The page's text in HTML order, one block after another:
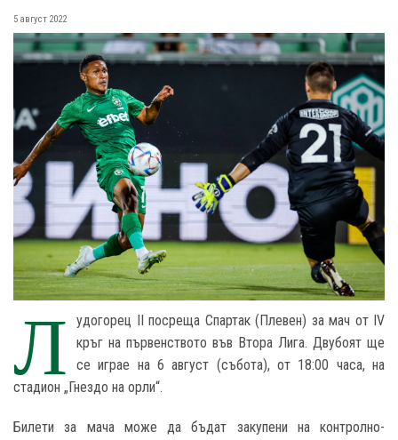
5 август 2022
Л
удогорец II посреща Спартак (Плевен) за мач от IV
кръг на първенството във Втора Лига. Двубоят ще
се играе на 6 август (събота), от 18:00 часа, на
стадион „Гнездо на орли“.
Билети за мача може да бъдат закупени на контролно-